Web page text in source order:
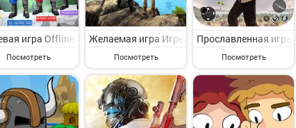
Ферма на Андроид - симпатичная приключенческая
игра Offline Clash Squad Shooter 3D на Андроид -
Посмотреть
Желаемая игра Игры на выживание на
Посмотреть
Прославленная
Посмотреть